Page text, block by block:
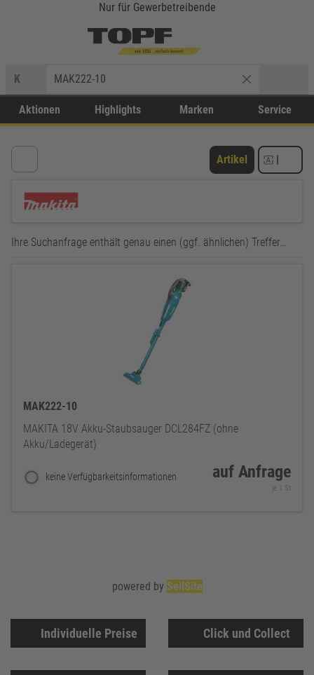
Nur für Gewerbetreibende
K MAK222-10
Aktionen Highlights Marken Service
Artikel |
Ihre Suchanfrage enthält genau einen (ggf. ähnlichen) Treffer…
MAK222-10
MAKITA 18V Akku-Staubsauger DCL284FZ (ohne
Akku/Ladegerät)
keine Verfügbarkeitsinformationen auf Anfrage
je 1 St
Individuelle Preise Click und Collect
powered by SellSite